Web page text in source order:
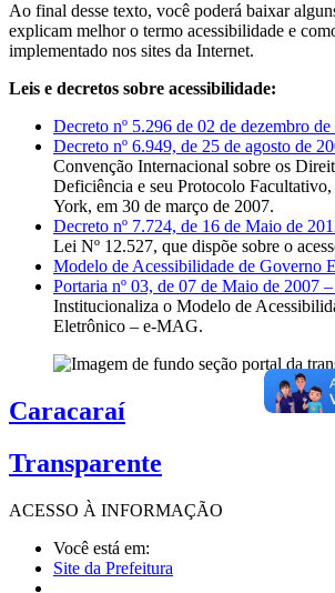
Ao final desse texto, você poderá baixar
explicam melhor o termo acessibilidade e
implementado nos sites da Internet.
Leis e decretos sobre acessibilidade:
Decreto nº 5.296 de 02 de dezembro de
Decreto nº 6.949, de 25 de agosto de
Convenção Internacional sobre os
Deficiência e seu Protocolo Facultativo,
York, em 30 de março de 2007.
Decreto nº 7.724, de 16 de Maio de
Lei Nº 12.527, que dispõe sobre o
Modelo de Acessibilidade de Governo
Portaria nº 03, de 07 de Maio de 2007
Institucionaliza o Modelo de
Eletrônico – e-MAG.
Caracaraí
Transparente
ACESSO À INFORMAÇÃO
Você está em:
Site da Prefeitura